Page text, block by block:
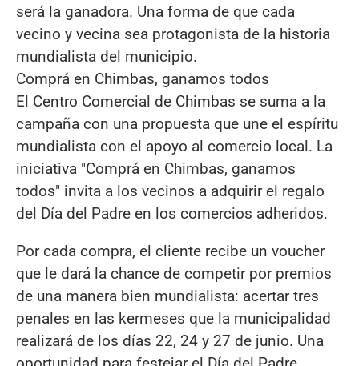
será la ganadora. Una forma de que cada
vecino y vecina sea protagonista de la historia
mundialista del municipio.
Comprá en Chimbas, ganamos todos
El Centro Comercial de Chimbas se suma a la
campaña con una propuesta que une el espíritu
mundialista con el apoyo al comercio local. La
iniciativa "Comprá en Chimbas, ganamos
todos" invita a los vecinos a adquirir el regalo
del Día del Padre en los comercios adheridos.
Por cada compra, el cliente recibe un voucher
que le dará la chance de competir por premios
de una manera bien mundialista: acertar tres
penales en las kermeses que la municipalidad
realizará de los días 22, 24 y 27 de junio. Una